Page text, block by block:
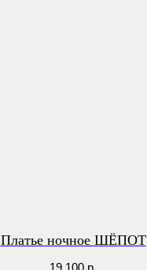
Платье ночное ШЁПОТ
19 100 р.